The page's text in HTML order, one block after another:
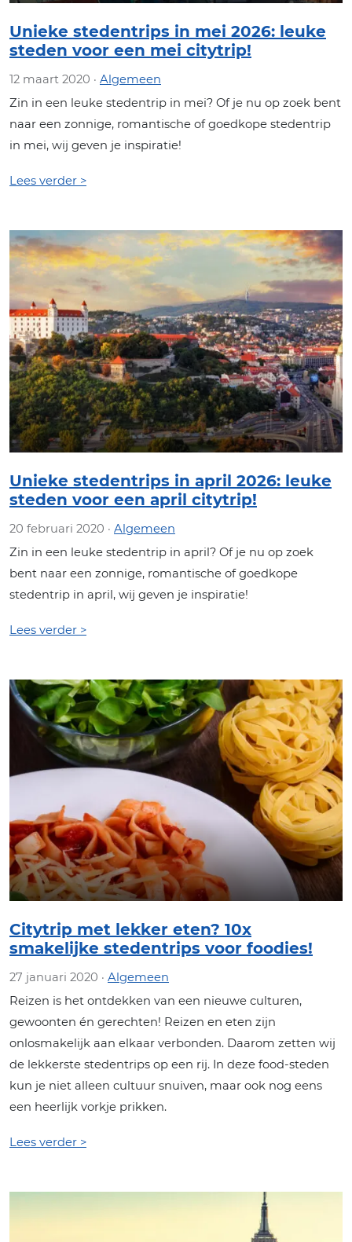
Unieke stedentrips in mei 2026: leuke
steden voor een mei citytrip!
12 maart 2020 · Algemeen
Zin in een leuke stedentrip in mei? Of je nu op zoek bent
naar een zonnige, romantische of goedkope stedentrip
in mei, wij geven je inspiratie!
Lees verder >
Unieke stedentrips in april 2026: leuke
steden voor een april citytrip!
20 februari 2020 · Algemeen
Zin in een leuke stedentrip in april? Of je nu op zoek
bent naar een zonnige, romantische of goedkope
stedentrip in april, wij geven je inspiratie!
Lees verder >
Citytrip met lekker eten? 10x
smakelijke stedentrips voor foodies!
27 januari 2020 · Algemeen
Reizen is het ontdekken van een nieuwe culturen,
gewoonten én gerechten! Reizen en eten zijn
onlosmakelijk aan elkaar verbonden. Daarom zetten wij
de lekkerste stedentrips op een rij. In deze food-steden
kun je niet alleen cultuur snuiven, maar ook nog eens
een heerlijk vorkje prikken.
Lees verder >